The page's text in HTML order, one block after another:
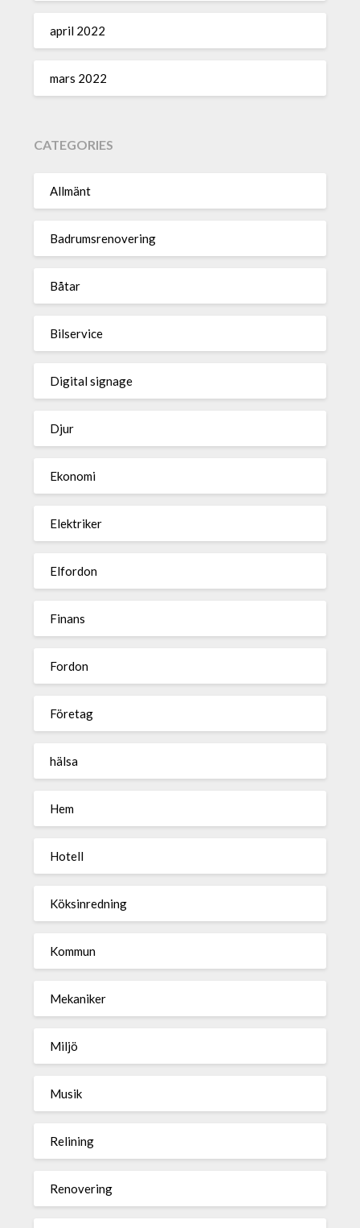
april 2022
mars 2022
CATEGORIES
Allmänt
Badrumsrenovering
Båtar
Bilservice
Digital signage
Djur
Ekonomi
Elektriker
Elfordon
Finans
Fordon
Företag
hälsa
Hem
Hotell
Köksinredning
Kommun
Mekaniker
Miljö
Musik
Relining
Renovering